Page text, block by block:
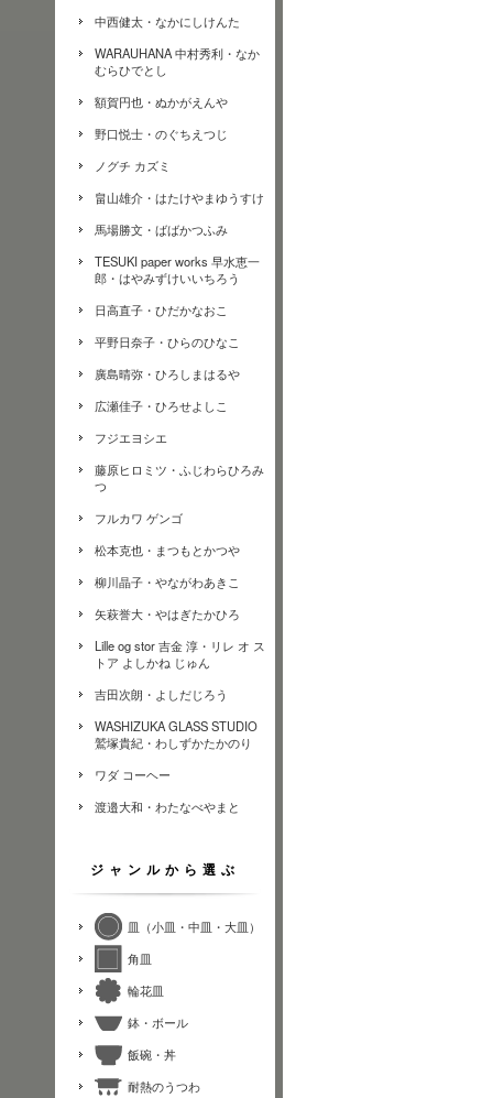
中西健太・なかにしけんた
WARAUHANA 中村秀利・なか
むらひでとし
額賀円也・ぬかがえんや
野口悦士・のぐちえつじ
ノグチ カズミ
畠山雄介・はたけやまゆうすけ
馬場勝文・ばばかつふみ
TESUKI paper works 早水恵一
郎・はやみずけいいちろう
日高直子・ひだかなおこ
平野日奈子・ひらのひなこ
廣島晴弥・ひろしまはるや
広瀬佳子・ひろせよしこ
フジエヨシエ
藤原ヒロミツ・ふじわらひろみ
つ
フルカワ ゲンゴ
松本克也・まつもとかつや
柳川晶子・やながわあきこ
矢萩誉大・やはぎたかひろ
Lille og stor 吉金 淳・リレ オ ス
トア よしかね じゅん
吉田次朗・よしだじろう
WASHIZUKA GLASS STUDIO
鷲塚貴紀・わしずかたかのり
ワダ コーヘー
渡邉大和・わたなべやまと
ジャンルから選ぶ
皿（小皿・中皿・大皿）
角皿
輪花皿
鉢・ボール
飯碗・丼
耐熱のうつわ